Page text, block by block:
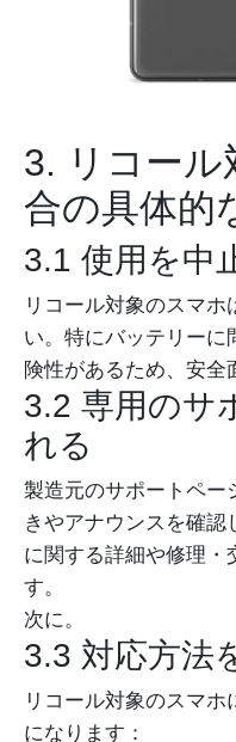
3. リコール
合の具体的
3.1 使用を中
リコール対象のスマ
い。特にバッテリーに
険性があるため、安全
3.2 専用のサ
れる
製造元のサポートペー
きやアナウンスを確
に関する詳細や修理・
す。
次に。
3.3 対応方法
リコール対象のスマホ
になります：